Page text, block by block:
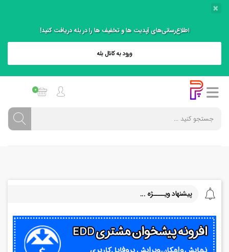
×
اطلاع‌رسانی‌های آپدیت ها و تخفیف ها را در بله دریافت کنید!
ورود به کانال بله
0
پیشنهاد ویــــژه ...